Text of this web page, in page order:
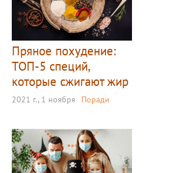
Пряное похудение:
ТОП-5 специй,
которые сжигают жир
2021 г., 1 ноября Поради